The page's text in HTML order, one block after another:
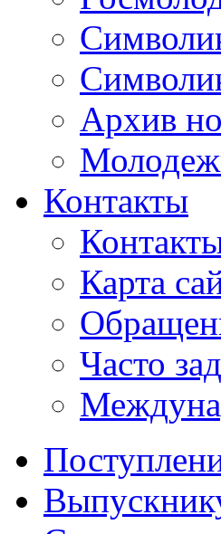
Архив
Контакты
Карта
Часто